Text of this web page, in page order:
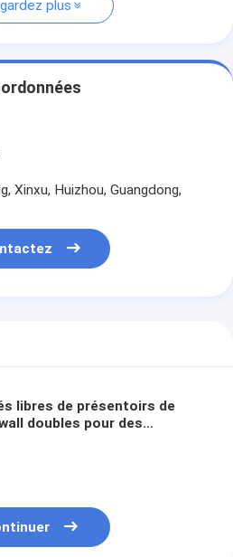
plus
Xinxu, Huizhou, Guangdong,
libres de présentoirs de
doubles pour des